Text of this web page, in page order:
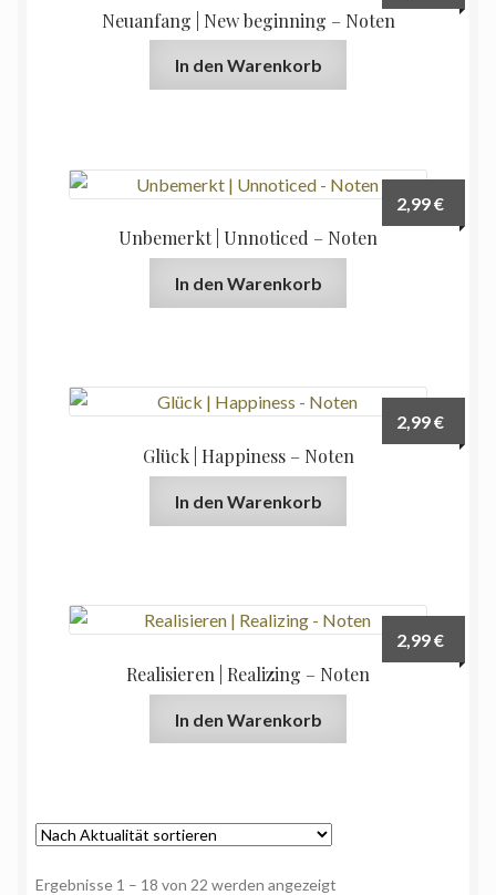
Neuanfang | New beginning – Noten
In den Warenkorb
Unbemerkt | Unnoticed – Noten
2,99€
In den Warenkorb
Glück | Happiness – Noten
2,99€
In den Warenkorb
Realisieren | Realizing – Noten
2,99€
In den Warenkorb
Ergebnisse 1 – 18 von 22 werden angezeigt